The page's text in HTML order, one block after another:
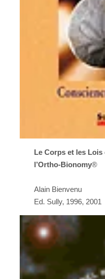
Le Corps et les
l’Ortho-Bionomy®
Alain Bienvenu
Ed. Sully, 1996, 2001